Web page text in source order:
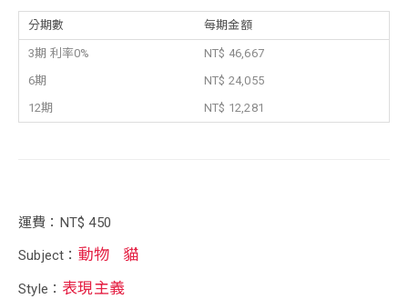
分期數 每期金額
3期 利率0%
NT$ 46,667
6期
NT$ 24,055
12期
NT$ 12,281
運費：NT$ 450
Subject： 動物 貓
Style： 表現主義